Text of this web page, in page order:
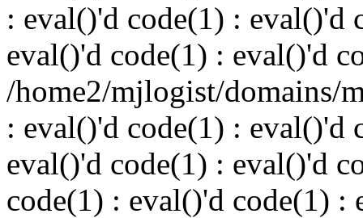
: eval()'d code(1) : eval()'d
eval()'d code(1) : eval()'d
/home2/mjlogist/domains/
: eval()'d code(1) : eval()'d
eval()'d code(1) : eval()'d
code(1) : eval()'d code(1) :